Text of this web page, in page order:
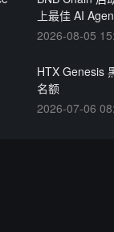
上最佳 AI
2026-08-05
HTX Genesis
名额
2026-07-06